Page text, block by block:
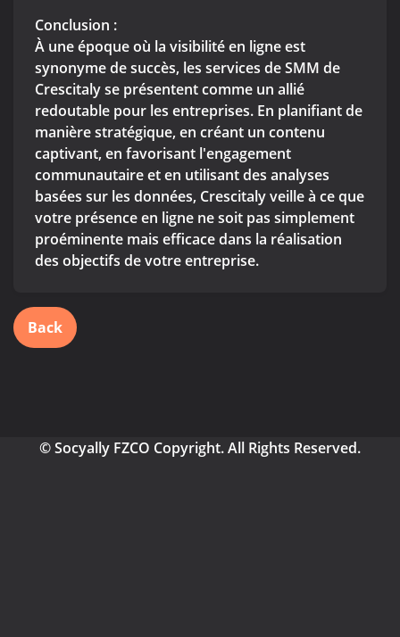
Conclusion :
À une époque où la visibilité en ligne est
synonyme de succès, les services de SMM de
Crescitaly se présentent comme un allié
redoutable pour les entreprises. En planifiant de
manière stratégique, en créant un contenu
captivant, en favorisant l'engagement
communautaire et en utilisant des analyses
basées sur les données, Crescitaly veille à ce que
votre présence en ligne ne soit pas simplement
proéminente mais efficace dans la réalisation
des objectifs de votre entreprise.
Back
© Socyally FZCO Copyright. All Rights Reserved.